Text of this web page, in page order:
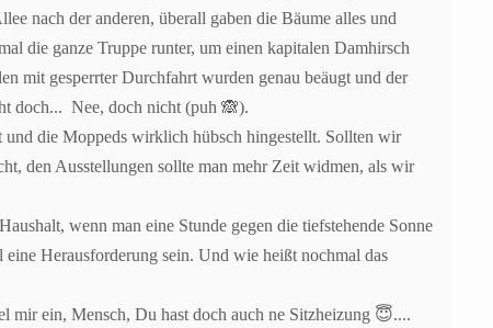
nach der anderen, überall gaben die Bäume alles und
die ganze Truppe runter, um einen kapitalen Damhirsch
mit gesperrter Durchfahrt wurden genau beäugt und der
doch... Nee, doch nicht (puh 🙈).
die Moppeds wirklich hübsch hingestellt. Sollten wir
den Ausstellungen sollte man mehr Zeit widmen, als wir
wenn man eine Stunde gegen die tiefstehende Sonne
Herausforderung sein. Und wie heißt nochmal das
mir ein, Mensch, Du hast doch auch ne Sitzheizung 😇....